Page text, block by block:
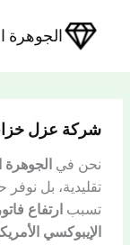
الجوهرة
شركة عزل خزانات بجدة
نحن في الجوهرة
تقليدية، بل
تسبب ارتفاع
الإيبوكسي